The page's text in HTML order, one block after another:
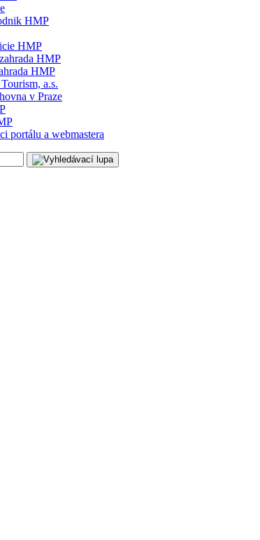
HMP
HMP
HMP
HMP
a.s.
v Praze
portálu a webmastera